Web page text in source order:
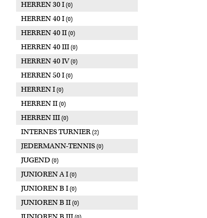
HERREN 30 I (0)
HERREN 40 I (0)
HERREN 40 II (0)
HERREN 40 III (0)
HERREN 40 IV(0)
HERREN 50 I (0)
HERREN I (0)
HERREN II (0)
HERREN III (0)
INTERNES TURNIER (2)
JEDERMANN-TENNIS (0)
JUGEND (0)
JUNIOREN A I (0)
JUNIOREN B I (0)
JUNIOREN B II (0)